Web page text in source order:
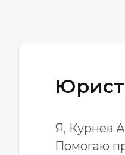
Юрист
Я, Курнев
Помогаю